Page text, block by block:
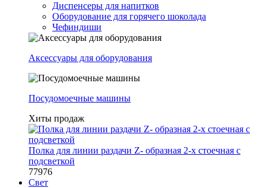
Диспенсеры для напитков
Оборудование для горячего шоколада
Чефиндиши
Аксессуары для оборудования
Посудомоечные машины
Хиты продаж
Полка для линии раздачи Z- образная 2-х стоечная с
подсветкой
77976
Свет